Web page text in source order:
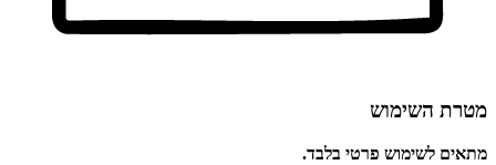
מטרת השימוש
מתאים לשימוש פרטי בלבד.